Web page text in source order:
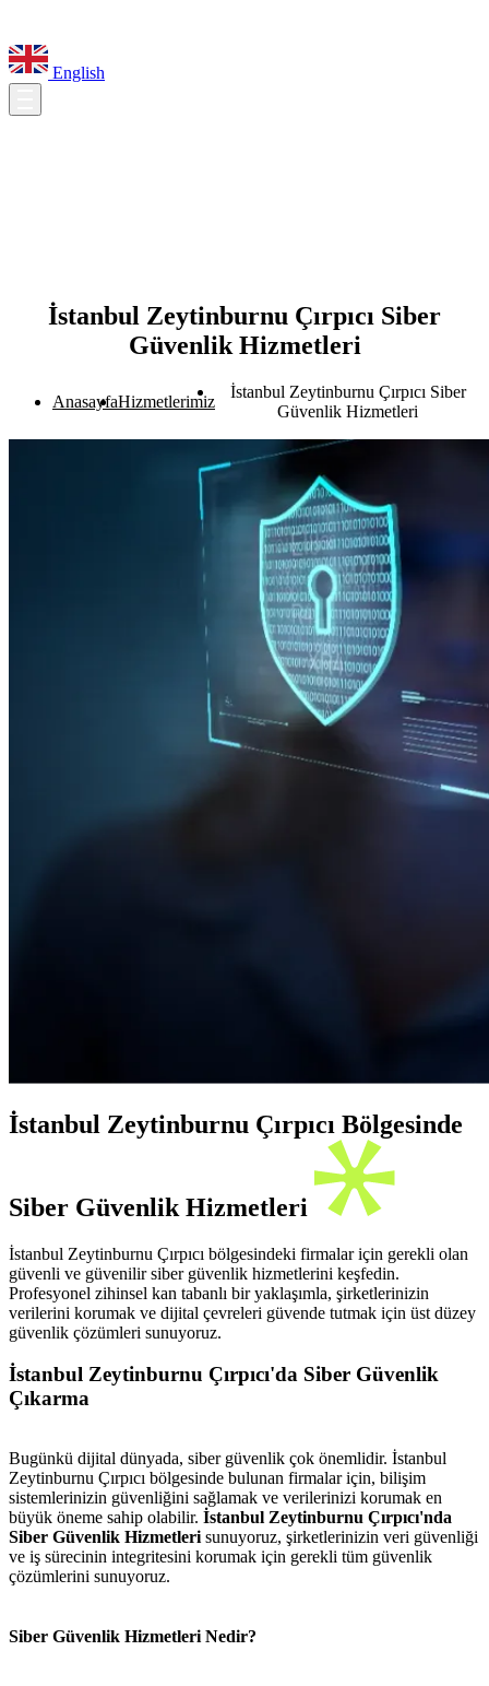
English
İstanbul Zeytinburnu Çırpıcı Siber
Güvenlik Hizmetleri
AnasayfaHizmetlerimiz
İstanbul Zeytinburnu Çırpıcı Siber
Güvenlik Hizmetleri
İstanbul Zeytinburnu Çırpıcı Bölgesinde
Siber Güvenlik Hizmetleri
İstanbul Zeytinburnu Çırpıcı bölgesindeki firmalar için gerekli olan
güvenli ve güvenilir siber güvenlik hizmetlerini keşfedin.
Profesyonel zihinsel kan tabanlı bir yaklaşımla, şirketlerinizin
verilerini korumak ve dijital çevreleri güvende tutmak için üst düzey
güvenlik çözümleri sunuyoruz.
İstanbul Zeytinburnu Çırpıcı'da Siber Güvenlik
Çıkarma
Bugünkü dijital dünyada, siber güvenlik çok önemlidir. İstanbul
Zeytinburnu Çırpıcı bölgesinde bulunan firmalar için, bilişim
sistemlerinizin güvenliğini sağlamak ve verilerinizi korumak en
büyük öneme sahip olabilir. İstanbul Zeytinburnu Çırpıcı'nda
Siber Güvenlik Hizmetleri sunuyoruz, şirketlerinizin veri güvenliği
ve iş sürecinin integritesini korumak için gerekli tüm güvenlik
çözümlerini sunuyoruz.
Siber Güvenlik Hizmetleri Nedir?